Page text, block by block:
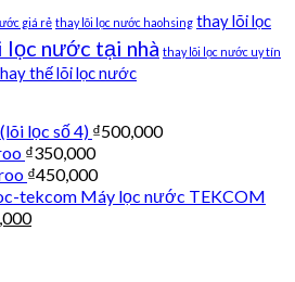
giá rẻ thay lõi lọc nước haohsing thay lõi lọc
lọc nước tại nhà thay lõi lọc nước uy tín
thế lõi lọc nước
lọc số 4) ₫500,000
₫350,000
₫450,000
Máy lọc nước TEKCOM